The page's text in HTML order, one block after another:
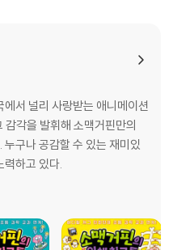
서 널리 사랑받는 애니메이션
각을 발휘해 소맥거핀만의
구나 공감할 수 있는 재미있
력하고 있다.